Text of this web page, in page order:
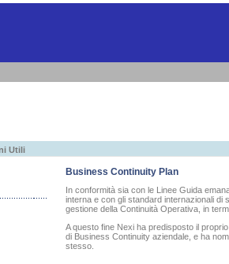
Utili
Business Continuity Plan
In conformità sia con le Linee Guida
interna e con gli standard internazionali di
gestione della Continuità Operativa, in
A questo fine Nexi ha predisposto il
di Business Continuity aziendale, e ha
stesso.